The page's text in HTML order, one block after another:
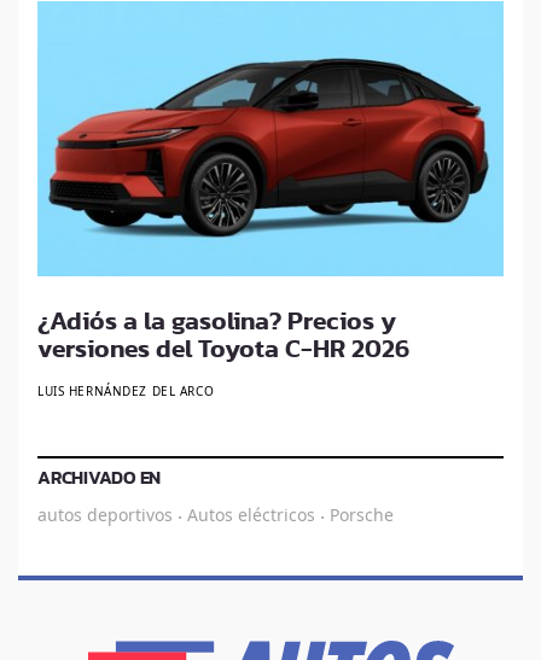
¿Adiós a la gasolina? Precios y
versiones del Toyota C-HR 2026
LUIS HERNÁNDEZ DEL ARCO
ARCHIVADO EN
autos deportivos · Autos eléctricos · Porsche